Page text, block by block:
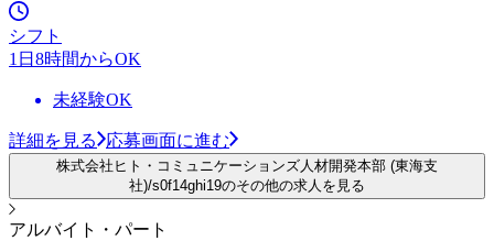
シフト
1日8時間からOK
未経験OK
詳細を見る 応募画面に進む
株式会社ヒト・コミュニケーションズ人材開発本部 (東海支
社)/s0f14ghi19のその他の求人を見る
アルバイト・パート